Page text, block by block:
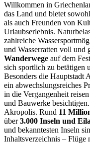
Willkommen in
das Land und bietet
als auch Freunden von
Urlaubserlebnis.
zahlreiche
und Wasserratten voll und
Wanderwege auf dem
sich sportlich zu betätigen
Besonders die Hauptstadt
ein abwechslungsreiches
in die Vergangenheit
und Bauwerke
Akropolis. Rund 11
über3.000 Inseln und
und bekanntesten Inseln
Inhaltsverzeichnis – Flüge